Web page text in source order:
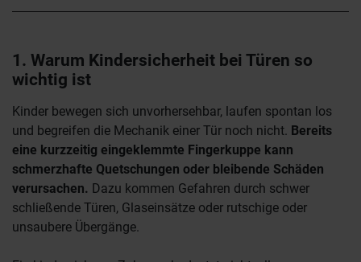
1. Warum Kindersicherheit bei Türen so
wichtig ist
Kinder bewegen sich unvorhersehbar, laufen spontan los
und begreifen die Mechanik einer Tür noch nicht. Bereits
eine kurzzeitig eingeklemmte Fingerkuppe kann
schmerzhafte Quetschungen oder bleibende Schäden
verursachen. Dazu kommen Gefahren durch schwer
schließende Türen, Glaseinsätze oder rutschige oder
unsaubere Übergänge.